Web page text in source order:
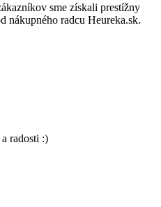
sme získali prestížny
nákupného radcu Heureka.sk.
radosti :)